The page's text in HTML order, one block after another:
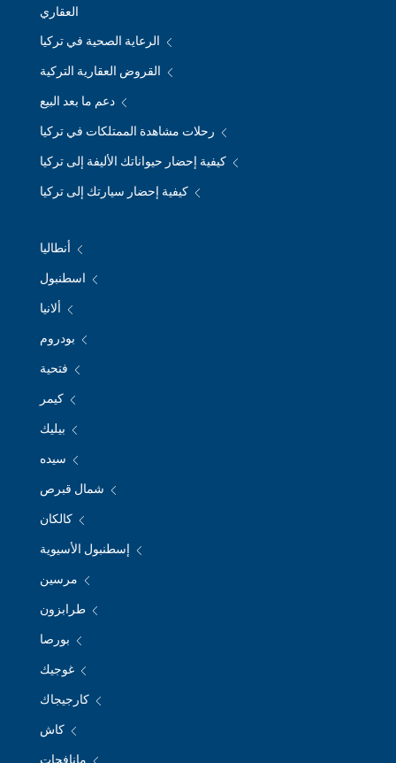
العقاري
الرعاية الصحية في تركيا
القروض العقارية التركية
دعم ما بعد البيع
رحلات مشاهدة الممتلكات في تركيا
كيفية إحضار حيواناتك الأليفة إلى تركيا
كيفية إحضار سيارتك إلى تركيا
أنطاليا
اسطنبول
ألانيا
بودروم
فتحية
كيمر
بيليك
سيده
شمال قبرص
كالكان
إسطنبول الأسيوية
مرسين
طرابزون
بورصا
غوجيك
كارجيجاك
كاش
مانافجات